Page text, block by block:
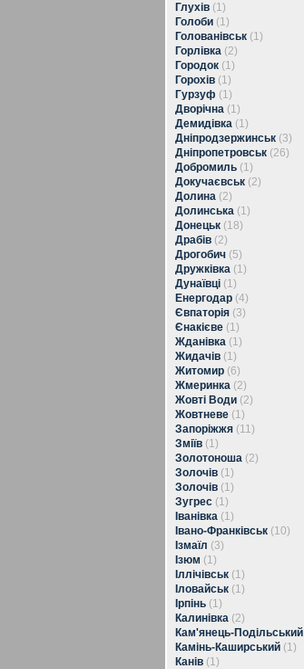
Глухів (1)
Голоби (1)
Голованівськ (1)
Горлівка (2)
Городок (1)
Горохів (1)
Гурзуф (1)
Дворічна (1)
Демидівка (1)
Дніпродзержинськ (3)
Дніпропетровськ (26)
Добромиль (1)
Докучаєвськ (2)
Долина (2)
Долинська (1)
Донецьк (18)
Драбів (2)
Дрогобич (5)
Дружківка (1)
Дунаївці (1)
Енергодар (4)
Євпаторія (3)
Єнакієве (1)
Жданівка (1)
Жидачів (1)
Житомир (6)
Жмеринка (2)
Жовті Води (2)
Жовтневе (1)
Запоріжжя (11)
Зміїв (1)
Золотоноша (2)
Золочів (1)
Золочів (1)
Зугрес (1)
Іванівка (1)
Івано-Франківськ (10)
Ізмаїл (3)
Ізюм (1)
Іллічівськ (1)
Іловайськ (1)
Ірпінь (1)
Калинівка (2)
Кам'янець-Подільський
Камінь-Каширський (1)
Канів (1)